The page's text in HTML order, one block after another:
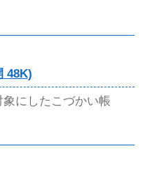
48K)
にしたこづかい帳